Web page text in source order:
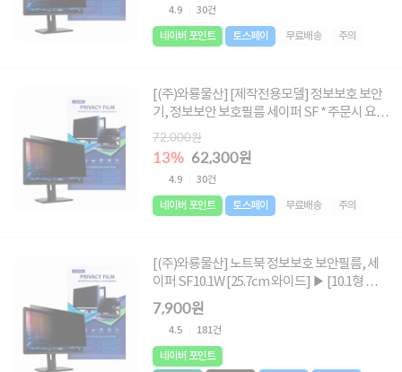
4.9 30건
네이버 포인트 토스페이 무료배송 주의
[(주)와룡물산] [제작전용모델] 정보보호 보안
기, 정보보안 보호필름 세이퍼 SF * 주문시 요청
글에 사이즈 메모 必 * [사이즈 : 670X400 ~
850X700]
72,000원
13% 62,300원
4.9 30건
네이버 포인트 토스페이 무료배송 주의
[(주)와룡물산] 노트북 정보보호 보안필름, 세
이퍼 SF10.1W [25.7cm 와이드] ▶ [10.1형 와이
드] ◀
7,900원
4.5 181건
네이버 포인트